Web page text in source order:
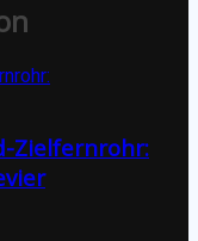
Zielfernrohr: